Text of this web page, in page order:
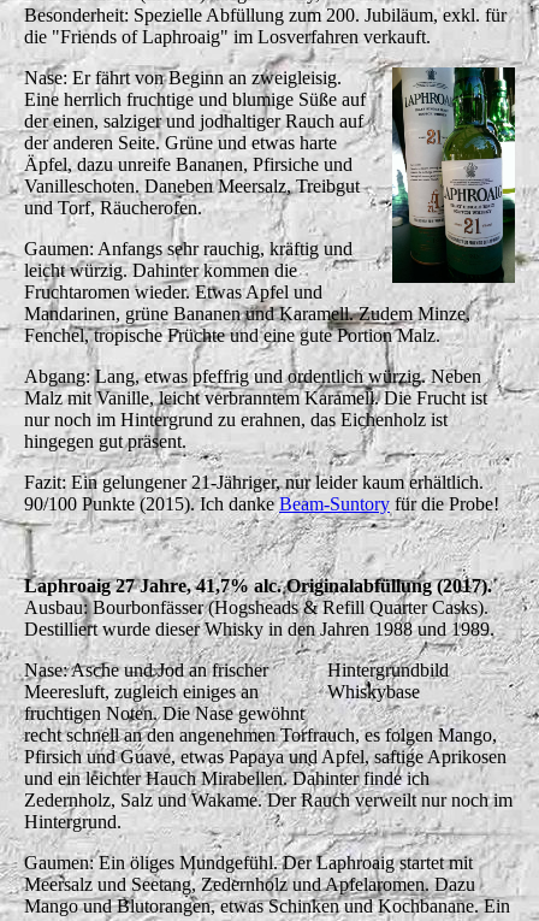
Besonderheit: Spezielle Abfüllung zum 200. Jubiläum, exkl. für
die "Friends of Laphroaig" im Losverfahren verkauft.
Nase: Er fährt von Beginn an zweigleisig.
Eine herrlich fruchtige und blumige Süße auf
der einen, salziger und jodhaltiger Rauch auf
der anderen Seite. Grüne und etwas harte
Äpfel, dazu unreife Bananen, Pfirsiche und
Vanilleschoten. Daneben Meersalz, Treibgut
und Torf, Räucherofen.
Gaumen: Anfangs sehr rauchig, kräftig und
leicht würzig. Dahinter kommen die
Fruchtaromen wieder. Etwas Apfel und
Mandarinen, grüne Bananen und Karamell. Zudem Minze,
Fenchel, tropische Früchte und eine gute Portion Malz.
Abgang: Lang, etwas pfeffrig und ordentlich würzig. Neben
Malz mit Vanille, leicht verbranntem Karamell. Die Frucht ist
nur noch im Hintergrund zu erahnen, das Eichenholz ist
hingegen gut präsent.
Fazit: Ein gelungener 21-Jähriger, nur leider kaum erhältlich.
90/100 Punkte (2015). Ich dankeBeam-Suntory für die Probe!
Laphroaig 27 Jahre, 41,7% alc. Originalabfüllung (2017).
Ausbau: Bourbonfässer (Hogsheads & Refill Quarter Casks).
Destilliert wurde dieser Whisky in den Jahren 1988 und 1989.
Hintergrundbild
Whiskybase
Nase: Asche und Jod an frischer
Meeresluft, zugleich einiges an
fruchtigen Noten. Die Nase gewöhnt
recht schnell an den angenehmen Torfrauch, es folgen Mango,
Pfirsich und Guave, etwas Papaya und Apfel, saftige Aprikosen
und ein leichter Hauch Mirabellen. Dahinter finde ich
Zedernholz, Salz und Wakame. Der Rauch verweilt nur noch im
Hintergrund.
Gaumen: Ein öliges Mundgefühl. Der Laphroaig startet mit
Meersalz und Seetang, Zedernholz und Apfelaromen. Dazu
Mango und Blutorangen, etwas Schinken und Kochbanane. Ein